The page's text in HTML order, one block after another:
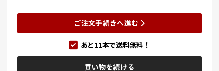
ご注文手続きへ進む
あと11本で送料無料！
買い物を続ける